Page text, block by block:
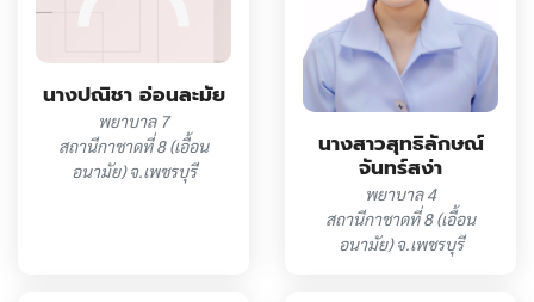
นางปณิชา อ่อนละมัย
พยาบาล 7
สถานีกาชาดที่ 8 (เอื้อน
อนามัย) จ.เพชรบุรี
นางสาวสุทธิลักษณ์
จันทร์สง่า
พยาบาล 4
สถานีกาชาดที่ 8 (เอื้อน
อนามัย) จ.เพชรบุรี